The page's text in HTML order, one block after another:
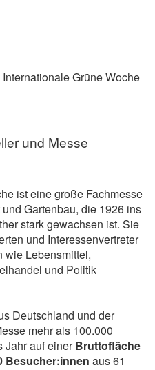
Grüne Woche
und Messe
ist eine große Fachmesse
Gartenbau, die 1926 ins
stark gewachsen ist. Sie
und Interessenvertreter
wie Lebensmittel,
und Politik
Deutschland und der
mehr als 100.000
Jahr auf einerBruttofläche
Besucher:innen aus 61